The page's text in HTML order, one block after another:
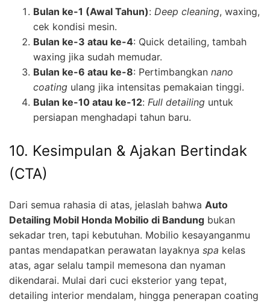
Bulan ke-1 (Awal Tahun): Deep cleaning, waxing,
cek kondisi mesin.
Bulan ke-3 atau ke-4: Quick detailing, tambah
waxing jika sudah memudar.
Bulan ke-6 atau ke-8: Pertimbangkan nano
coating ulang jika intensitas pemakaian tinggi.
Bulan ke-10 atau ke-12: Full detailing untuk
persiapan menghadapi tahun baru.
10. Kesimpulan & Ajakan Bertindak
(CTA)
Dari semua rahasia di atas, jelaslah bahwa Auto
Detailing Mobil Honda Mobilio di Bandung bukan
sekadar tren, tapi kebutuhan. Mobilio kesayanganmu
pantas mendapatkan perawatan layaknya spa kelas
atas, agar selalu tampil memesona dan nyaman
dikendarai. Mulai dari cuci eksterior yang tepat,
detailing interior mendalam, hingga penerapan coating